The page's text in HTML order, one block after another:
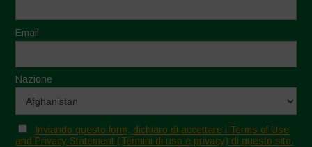
Email
Nazione
Inviando questo form, dichiaro di accettare i Terms of Use
and Privacy Statement (Termini di uso e privacy) di questo sito.